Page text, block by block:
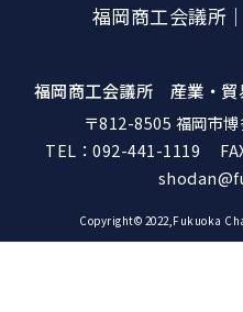
福岡商工会議所
福岡商工会議所 産業・
〒812-8505 福岡市
TEL：092-441-1119
Copyright© 2022,Fukuoka